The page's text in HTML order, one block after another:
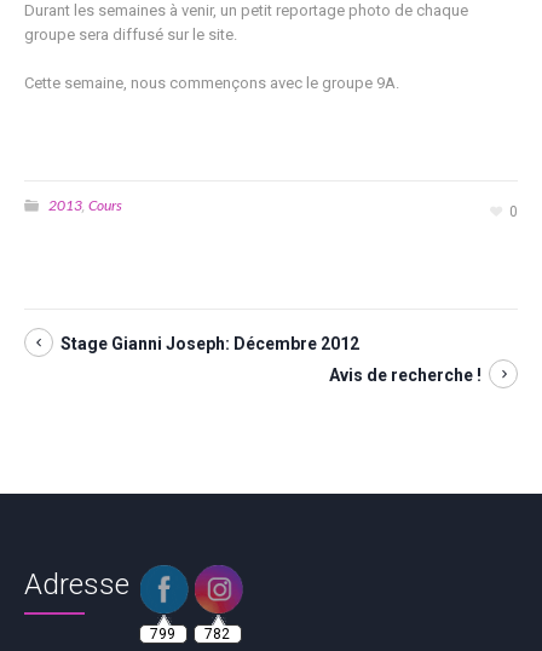
Durant les semaines à venir, un petit reportage photo de chaque
groupe sera diffusé sur le site.
Cette semaine, nous commençons avec le groupe 9A.
0
2013, Cours
Stage Gianni Joseph: Décembre 2012
Avis de recherche !
Adresse
799 782